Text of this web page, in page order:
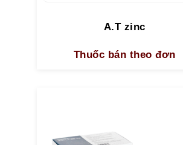
A.T zinc
Thuốc bán theo đơn